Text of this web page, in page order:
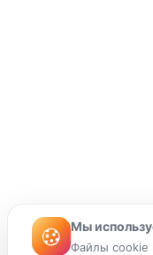
Мы
Файлы cookie